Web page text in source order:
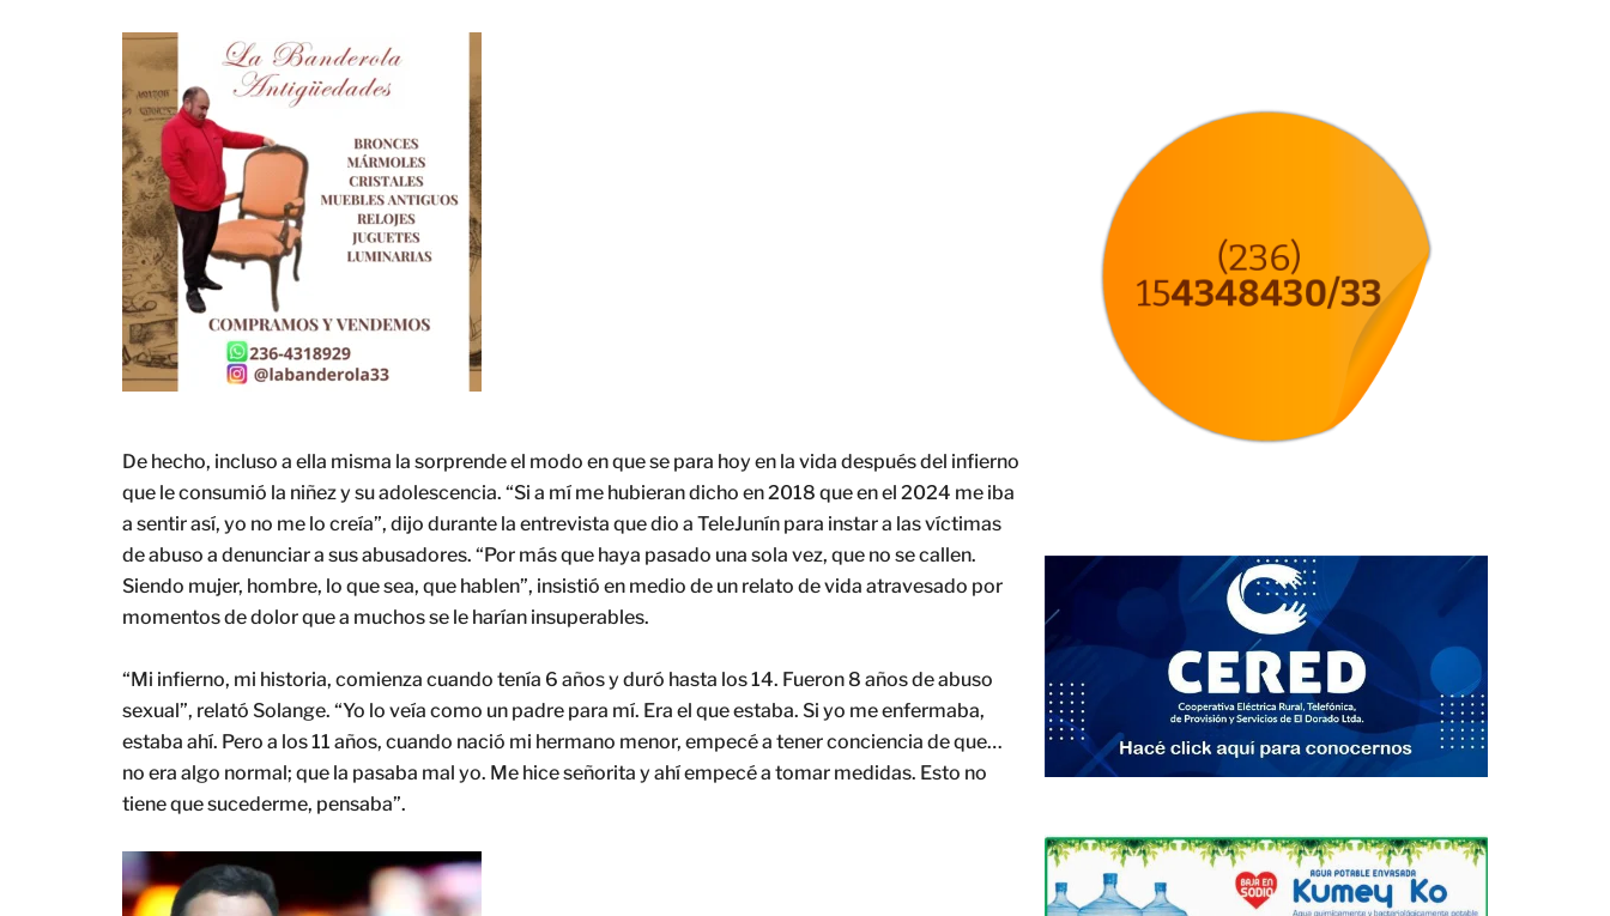
De hecho, incluso a ella misma la sorprende el modo en que se para hoy en la vida después del infierno
que le consumió la niñez y su adolescencia. “Si a mí me hubieran dicho en 2018 que en el 2024 me iba
a sentir así, yo no me lo creía”, dijo durante la entrevista que dio a TeleJunín para instar a las víctimas
de abuso a denunciar a sus abusadores. “Por más que haya pasado una sola vez, que no se callen.
Siendo mujer, hombre, lo que sea, que hablen”, insistió en medio de un relato de vida atravesado por
momentos de dolor que a muchos se le harían insuperables.
“Mi infierno, mi historia, comienza cuando tenía 6 años y duró hasta los 14. Fueron 8 años de abuso
sexual”, relató Solange. “Yo lo veía como un padre para mí. Era el que estaba. Si yo me enfermaba,
estaba ahí. Pero a los 11 años, cuando nació mi hermano menor, empecé a tener conciencia de que…
no era algo normal; que la pasaba mal yo. Me hice señorita y ahí empecé a tomar medidas. Esto no
tiene que sucederme, pensaba”.